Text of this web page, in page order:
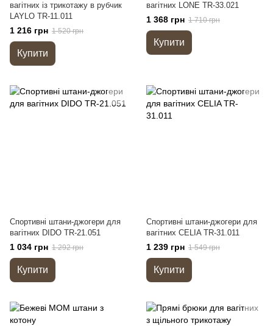
вагітних із трикотажу в рубчик
LAYLO TR-11.011
1 216 грн 1 520 грн
Купити
вагітних LONE TR-33.021
1 368 грн 1 710 грн
Купити
Спортивні штани-джогери для
вагітних DIDO TR-21.051
1 034 грн 1 292 грн
Купити
Спортивні штани-джогери для
вагітних CELIA TR-31.011
1 239 грн 1 549 грн
Купити